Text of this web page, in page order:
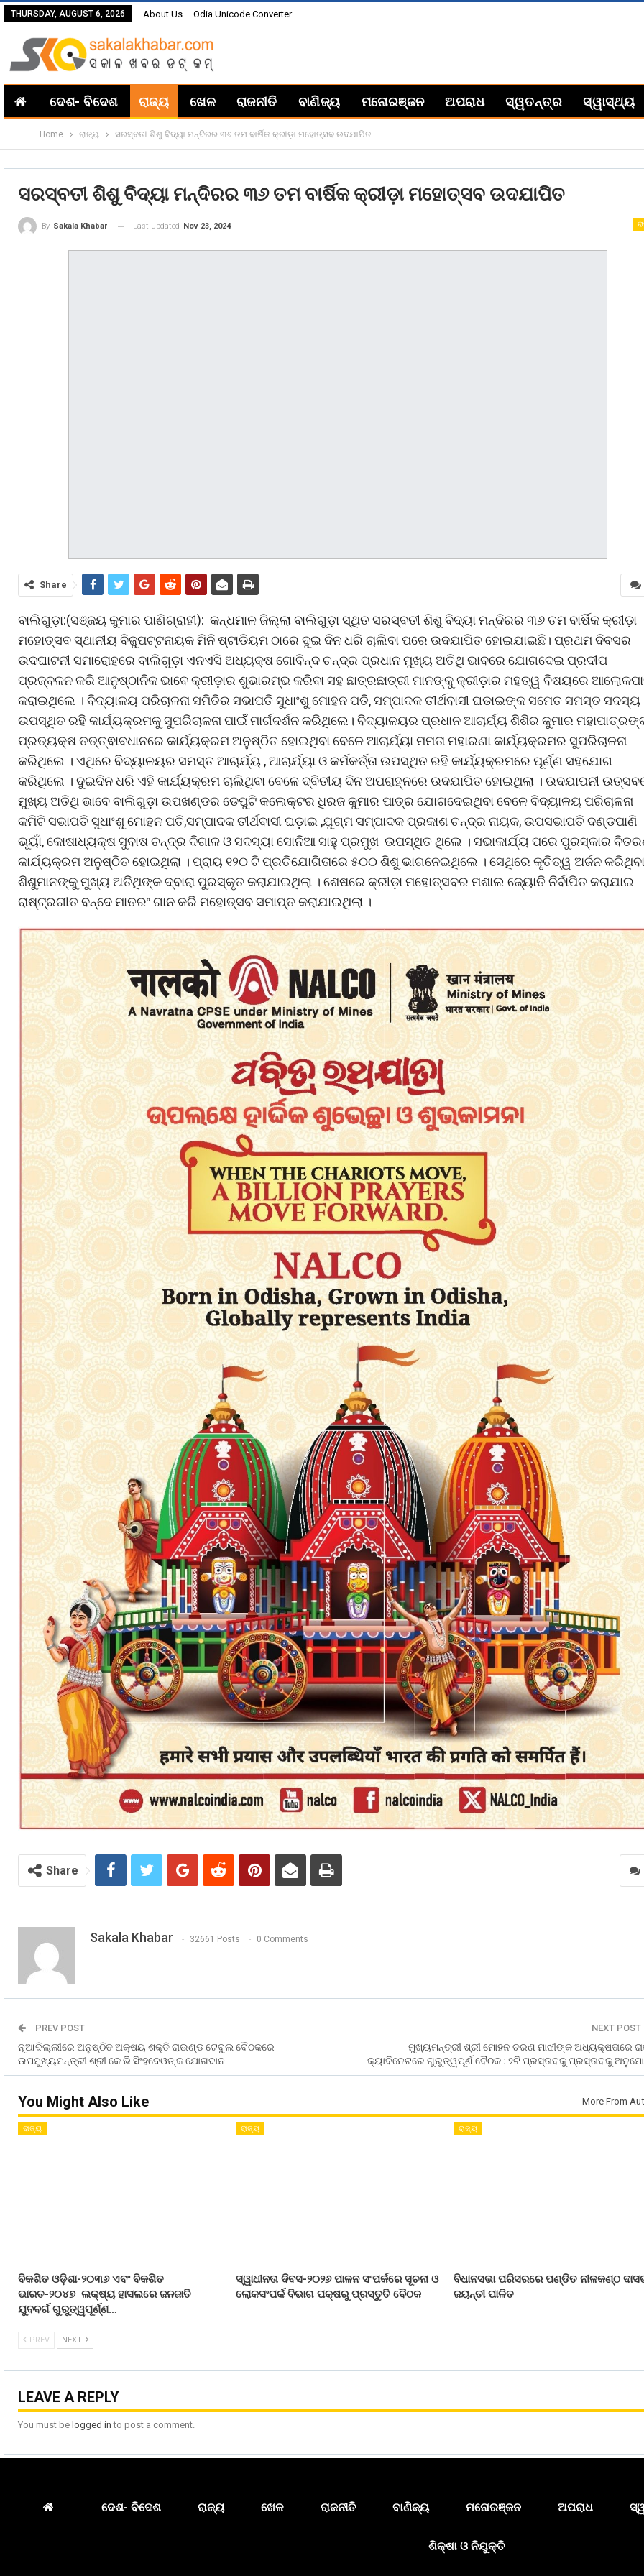
THURSDAY, AUGUST 6, 2026 About Us Odia Unicode Converter
ଦେଶ- ବିଦେଶ ରାଜ୍ୟ ଖେଳ ରାଜନୀତି ବାଣିଜ୍ୟ ମନୋରଞ୍ଜନ ଅପରାଧ ସ୍ୱତନ୍ତ୍ର ସ୍ୱାସ୍ଥ୍ୟ
Home ରାଜ୍ୟ ସରସ୍ବତୀ ଶିଶୁ ବିଦ୍ୟା ମନ୍ଦିରର ୩୬ ତମ ବାର୍ଷିକ କ୍ରୀଡ଼ା ମହୋତ୍ସବ ଉଦଯାପିତ
ସରସ୍ବତୀ ଶିଶୁ ବିଦ୍ୟା ମନ୍ଦିରର ୩୬ ତମ ବାର୍ଷିକ କ୍ରୀଡ଼ା ମହୋତ୍ସବ ଉଦଯାପିତ
By Sakala Khabar Last updated Nov 23, 2024
Share
ବାଲିଗୁଡ଼ା:(ସଞ୍ଜୟ କୁମାର ପାଣିଗ୍ରାହୀ): କନ୍ଧମାଳ ଜିଲ୍ଲା ବାଲିଗୁଡ଼ା ସ୍ଥିତ ସରସ୍ବତୀ ଶିଶୁ ବିଦ୍ୟା ମନ୍ଦିରର ୩୬ ତମ ବାର୍ଷିକ କ୍ରୀଡ଼ା
ମହୋତ୍ସବ ସ୍ଥାନୀୟ ବିଜୁପଟ୍ଟନାୟକ ମିନି ଷ୍ଟାଡିୟମ ଠାରେ ଦୁଇ ଦିନ ଧରି ଚାଲିବା ପରେ ଉଦଯାପିତ ହୋଇଯାଇଛି। ପ୍ରଥମ ଦିବସର
ଉଦଘାଟନୀ ସମାରୋହରେ ବାଲିଗୁଡ଼ା ଏନଏସି ଅଧ୍ୟକ୍ଷ ଗୋବିନ୍ଦ ଚନ୍ଦ୍ର ପ୍ରଧାନ ମୁଖ୍ୟ ଅତିଥି ଭାବରେ ଯୋଗଦେଇ ପ୍ରଦୀପ
ପ୍ରଜ୍ବଳନ କରି ଆନୁଷ୍ଠାନିକ ଭାବେ କ୍ରୀଡ଼ାର ଶୁଭାରମ୍ଭ କରିବା ସହ ଛାତ୍ରଛାତ୍ରୀ ମାନଙ୍କୁ କ୍ରୀଡ଼ାର ମହତ୍ୱ ବିଷୟରେ
କରାଇଥିଲେ । ବିଦ୍ୟାଳୟ ପରିଚାଳନା ସମିତିର ସଭାପତି ସୁଧାଂଶୁ ମୋହନ ପତି, ସମ୍ପାଦକ ତୀର୍ଥବାସୀ ଘଡାଇଙ୍କ ସମେତ ସମସ୍ତ ସଦସ୍ୟ
ଉପସ୍ଥିତ ରହି କାର୍ଯ୍ୟକ୍ରମକୁ ସୁପରିଚାଳନା ପାଇଁଁ ମାର୍ଗଦର୍ଶନ କରିଥିଲେ। ବିଦ୍ୟାଳୟର ପ୍ରଧାନ ଆଚାର୍ଯ୍ୟ ଶିଶିର କୁମାର
ପ୍ରତ୍ୟକ୍ଷ ତତ୍ତ୍ଵାବଧାନରେ କାର୍ଯ୍ୟକ୍ରମ ଅନୁଷ୍ଠିତ ହୋଇଥିବା ବେଳେ ଆଚାର୍ଯ୍ୟା ମମତା ମହାରଣା କାର୍ଯ୍ୟକ୍ରମର ସୁପରିଚାଳନା
କରିଥିଲେ । ଏଥିରେ ବିଦ୍ୟାଳୟର ସମସ୍ତ ଆଚାର୍ଯ୍ୟ , ଆଚାର୍ଯ୍ୟା ଓ କର୍ମକର୍ତ୍ତା ଉପସ୍ଥିତ ରହି କାର୍ଯ୍ୟକ୍ରମରେ ପୂର୍ଣ୍ଣ ସହଯୋଗ
କରିଥିଲେ । ଦୁଇଦିନ ଧରି ଏହି କାର୍ଯ୍ୟକ୍ରମ ଚାଲିଥିବା ବେଳେ ଦ୍ବିତୀୟ ଦିନ ଅପରାହ୍ନରେ ଉଦଯାପିତ ହୋଇଥିଲା । ଉଦଯାପନୀ
ମୁଖ୍ୟ ଅତିଥି ଭାବେ ବାଲିଗୁଡ଼ା ଉପଖଣ୍ଡର ଡେପୁଟି କଲେକ୍ଟର ଧିରଜ କୁମାର ପାତ୍ର ଯୋଗଦେଇଥିବା ବେଳେ ବିଦ୍ୟାଳୟ ପରିଚାଳନା
କମିଟି ସଭାପତି ସୁଧାଂଶୁ ମୋହନ ପତି,ସମ୍ପାଦକ ତୀର୍ଥବାସୀ ଘଡ଼ାଇ ,ଯୁଗ୍ମ ସମ୍ପାଦକ ପ୍ରକାଶ ଚନ୍ଦ୍ର ନାୟକ, ଉପସଭାପତି ଦଣ୍ଡପାଣି
ଭୂୟାଁ, କୋଷାଧ୍ୟକ୍ଷ ସୁବାଷ ଚନ୍ଦ୍ର ଦିଗାଳ ଓ ସଦସ୍ୟା ସୋନିଆ ସାହୁ ପ୍ରମୁଖ ଉପସ୍ଥିତ ଥିଲେ । ସଭାକାର୍ଯ୍ୟ ପରେ ପୁରସ୍କାର
କାର୍ଯ୍ୟକ୍ରମ ଅନୁଷ୍ଠିତ ହୋଇଥିଲା । ପ୍ରାୟ ୧୨୦ ଟି ପ୍ରତିଯୋଗିତାରେ ୫୦୦ ଶିଶୁ ଭାଗନେଇଥିଲେ । ସେଥିରେ କୃତିତ୍ୱ ଅର୍ଜନ କରିଥିବା
ଶିଶୁମାନଙ୍କୁ ମୁଖ୍ୟ ଅତିଥିଙ୍କ ଦ୍ବାରା ପୁରସ୍କୃତ କରାଯାଇଥିଲା । ଶେଷରେ କ୍ରୀଡ଼ା ମହୋତ୍ସବର ମଶାଲ ଜ୍ୟୋତି ନିର୍ବାପିତ କରାଯାଇ
ରାଷ୍ଟ୍ରଗୀତ ବନ୍ଦେ ମାତରଂ ଗାନ କରି ମହୋତ୍ସବ ସମାପ୍ତ କରାଯାଇଥିଲା ।
Share
Sakala Khabar 32661 Posts 0 Comments
PREV POST
ନୂଆଦିଲ୍ଲୀରେ ଅନୁଷ୍ଠିତ ଅକ୍ଷୟ ଶକ୍ତି ରାଉଣ୍ଡ ଟେବୁଲ ବୈଠକରେ
ଉପମୁଖ୍ୟମନ୍ତ୍ରୀ ଶ୍ରୀ କେ ଭି ସିଂହଦେଓଙ୍କ ଯୋଗଦାନ
NEXT POST
ମୁଖ୍ୟମନ୍ତ୍ରୀ ଶ୍ରୀ ମୋହନ ଚରଣ ମାଝୀଙ୍କ ଅଧ୍ୟକ୍ଷତାରେ
କ୍ୟାବିନେଟରେ ଗୁରୁତ୍ୱପୂର୍ଣ ବୈଠକ : ୨ଟି ପ୍ରସ୍ତାବକୁ ପ୍ରସ୍ତାବକୁ
You Might Also Like More From
ରାଜ୍ୟ
ବିକଶିତ ଓଡ଼ିଶା-୨୦୩୬ ଏବଂ ବିକଶିତ
ଭାରତ-୨୦୪୭ ଲକ୍ଷ୍ୟ ହାସଲରେ ଜନଜାତି
ଯୁବବର୍ଗ ଗୁରୁତ୍ୱପୂର୍ଣ୍ଣ…
ରାଜ୍ୟ
ସ୍ୱାଧୀନତା ଦିବସ-୨୦୨୬ ପାଳନ ସଂପର୍କରେ ସୂଚନା ଓ
ଲୋକସଂପର୍କ ବିଭାଗ ପକ୍ଷରୁ ପ୍ରସ୍ତୁତି ବୈଠକ
ରାଜ୍ୟ
ବିଧାନସଭା ପରିସରରେ ପଣ୍ଡିତ ନୀଳକଣ୍ଠ
ଜୟନ୍ତୀ ପାଳିତ
PREV NEXT
LEAVE A REPLY
You must be logged in to post a comment.
ଦେଶ- ବିଦେଶ ରାଜ୍ୟ ଖେଳ ରାଜନୀତି ବାଣିଜ୍ୟ ମନୋରଞ୍ଜନ ଅପରାଧ
ଶିକ୍ଷା ଓ ନିଯୁକ୍ତି